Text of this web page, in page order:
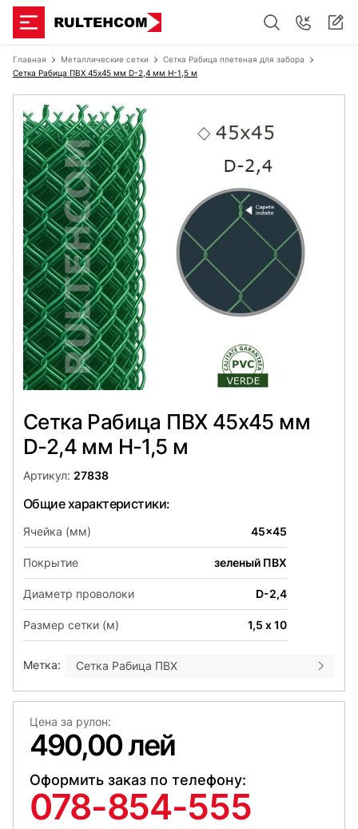
Главная Металлические сетки
Сетка Рабица плетеная для забора
Сетка Рабица ПВХ 45х45 мм D-2,4 мм H-1,5 м
Сетка Рабица ПВХ 45х45 мм
D-2,4 мм H-1,5 м
Артикул: 27838
Общие характеристики:
Ячейка (мм) 45x45
Покрытие зеленый ПВХ
Диаметр проволоки D-2,4
Размер сетки (м) 1,5 х 10
Метка: Сетка Рабица ПВХ
Цена за рулон:
490,00 лей
Оформить заказ по телефону:
078-854-555